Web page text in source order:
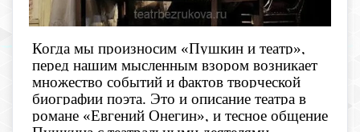
Когда мы произносим «Пушкин и театр»,
перед нашим мысленным взором возникает
множество событий и фактов творческой
биографии поэта. Это и описание театра в
романе «Евгений Онегин», и тесное общение